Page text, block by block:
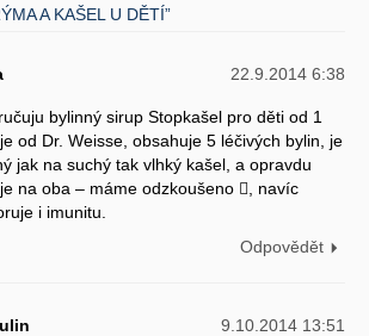
A KAŠEL U DĚTÍ”
22.9.2014 6:38
bylinný sirup Stopkašel pro děti od 1
od Dr. Weisse, obsahuje 5 léčivých bylin, je
jak na suchý tak vlhký kašel, a opravdu
na oba – máme odzkoušeno , navíc
i imunitu.
Odpovědět
9.10.2014 13:51